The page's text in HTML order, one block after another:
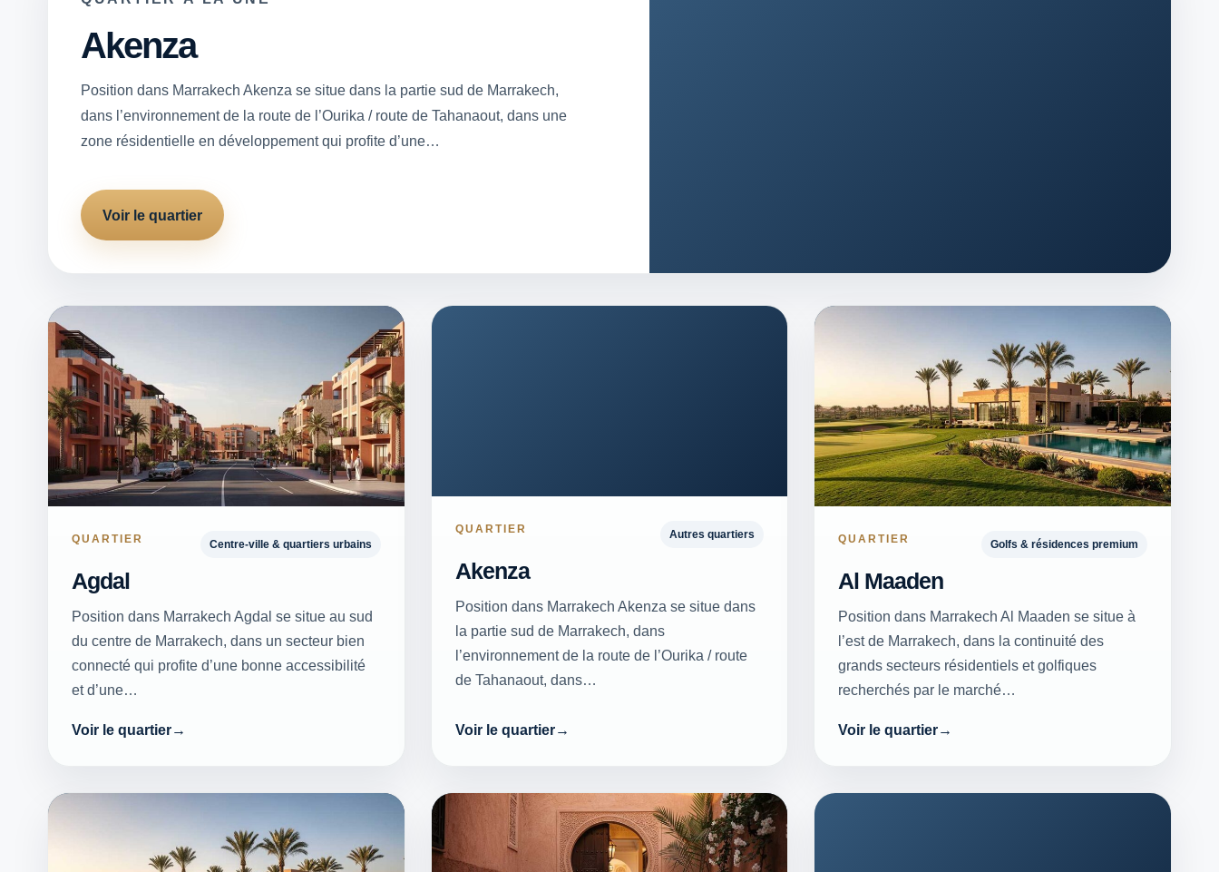
Akenza
Position dans Marrakech Akenza se situe dans la partie sud de Marrakech,
dans l’environnement de la route de l’Ourika / route de Tahanaout, dans une
zone résidentielle en développement qui profite d’une…
Voir le quartier
QUARTIER Centre-ville & quartiers urbains
Agdal
Position dans Marrakech Agdal se situe au sud
du centre de Marrakech, dans un secteur bien
connecté qui profite d’une bonne accessibilité
et d’une…
Voir le quartier
QUARTIER Autres quartiers
Akenza
Position dans Marrakech Akenza se situe dans
la partie sud de Marrakech, dans
l’environnement de la route de l’Ourika / route
de Tahanaout, dans…
Voir le quartier
QUARTIER Golfs & résidences premium
Al Maaden
Position dans Marrakech Al Maaden se situe à
l’est de Marrakech, dans la continuité des
grands secteurs résidentiels et golfiques
recherchés par le marché…
Voir le quartier